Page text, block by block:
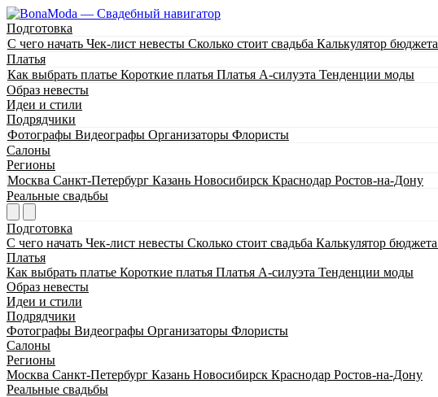
Подготовка
С чего начать Чек-лист невесты Сколько стоит свадьба Калькулятор бюджета
Платья
Как выбрать платье Короткие платья Платья А-силуэта Тенденции моды
Образ невесты
Идеи и стили
Подрядчики
Фотографы Видеографы Организаторы Флористы
Салоны
Регионы
Москва Санкт-Петербург Казань Новосибирск Краснодар Ростов-на-Дону
Реальные свадьбы
Подготовка
С чего начать Чек-лист невесты Сколько стоит свадьба Калькулятор бюджета
Платья
Как выбрать платье Короткие платья Платья А-силуэта Тенденции моды
Образ невесты
Идеи и стили
Подрядчики
Фотографы Видеографы Организаторы Флористы
Салоны
Регионы
Москва Санкт-Петербург Казань Новосибирск Краснодар Ростов-на-Дону
Реальные свадьбы